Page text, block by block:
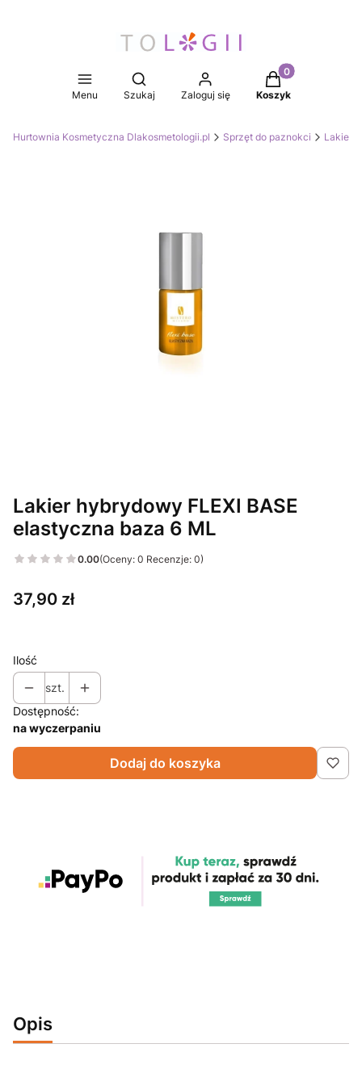
Menu
Otwórz wyszukiwarkę
Szukaj Zaloguj się
Produkty w
Koszyk
Hurtownia Kosmetyczna Dlakosmetologii.pl Sprzęt do paznokci Lakiery
Lakier hybrydowy FLEXI BASE
elastyczna baza 6 ML
0.00(Oceny: 0 Recenzje: 0)
Cena
37,90 zł
Ilość
szt.
Dostępność:
na wyczerpaniu
Dodaj do koszyka
Opis